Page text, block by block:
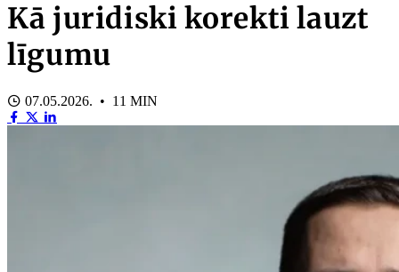
Kā juridiski korekti lauzt
līgumu
07.05.2026. • 11 MIN